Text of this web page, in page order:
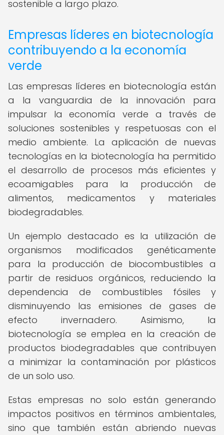
sostenible a largo plazo.
Empresas líderes en biotecnología
contribuyendo a la economía
verde
Las empresas líderes en biotecnología están
a la vanguardia de la innovación para
impulsar la economía verde a través de
soluciones sostenibles y respetuosas con el
medio ambiente. La aplicación de nuevas
tecnologías en la biotecnología ha permitido
el desarrollo de procesos más eficientes y
ecoamigables para la producción de
alimentos, medicamentos y materiales
biodegradables.
Un ejemplo destacado es la utilización de
organismos modificados genéticamente
para la producción de biocombustibles a
partir de residuos orgánicos, reduciendo la
dependencia de combustibles fósiles y
disminuyendo las emisiones de gases de
efecto invernadero. Asimismo, la
biotecnología se emplea en la creación de
productos biodegradables que contribuyen
a minimizar la contaminación por plásticos
de un solo uso.
Estas empresas no solo están generando
impactos positivos en términos ambientales,
sino que también están abriendo nuevas